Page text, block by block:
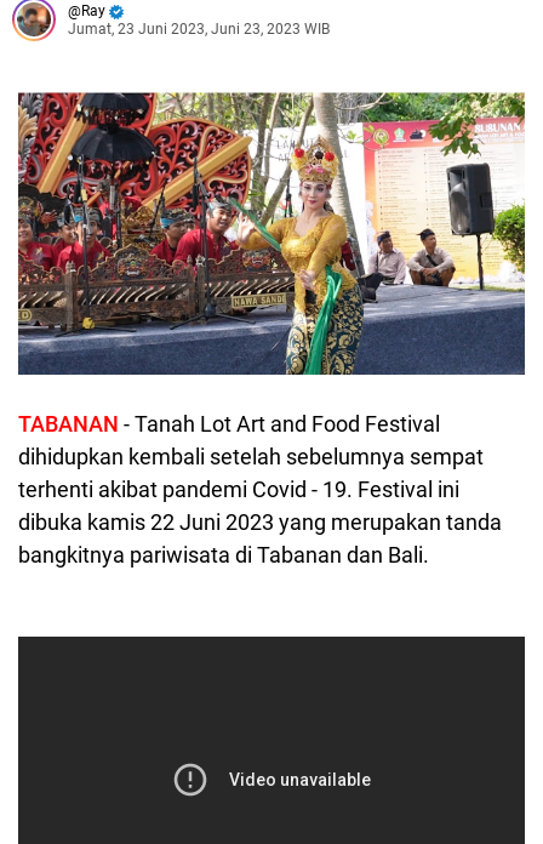
Ray
Jumat, 23 Juni 2023, Juni 23, 2023 WIB
TABANAN - Tanah Lot Art and Food Festival
dihidupkan kembali setelah sebelumnya sempat
terhenti akibat pandemi Covid - 19. Festival ini
dibuka kamis 22 Juni 2023 yang merupakan tanda
bangkitnya pariwisata di Tabanan dan Bali.